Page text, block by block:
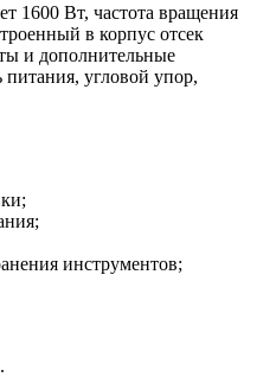
1600 Вт, частота вращения
в корпус отсек
и дополнительные
угловой упор,
инструментов;